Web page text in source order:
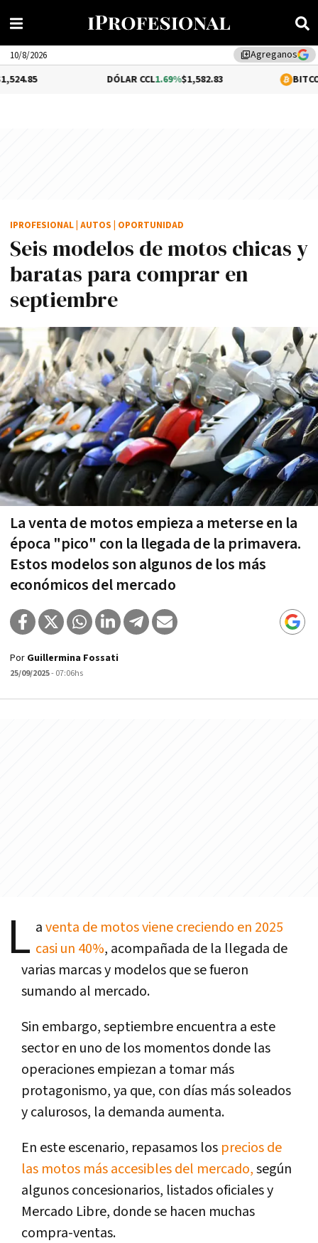
library_addAgreganos
10/8/2026
1.69%$1,582.83 -1.71%
Seis modelos de motos chicas y
baratas para comprar en
septiembre
La venta de motos empieza a meterse en la
época "pico" con la llegada de la primavera.
Estos modelos son algunos de los más
económicos del mercado
IPROFESIONAL AUTOS OPORTUNIDAD
Por Guillermina Fossati
25/09/2025- 07:06hs
L aventa de motos viene creciendo en 2025
casi un 40%, acompañada de la llegada de
varias marcas y modelos que se fueron
sumando al mercado.
Sin embargo, septiembre encuentra a este
sector en uno de los momentos donde las
operaciones empiezan a tomar más
protagonismo, ya que, con días más soleados
y calurosos, la demanda aumenta.
En este escenario, repasamos los precios de
las motos más accesibles del mercado,según
algunos concesionarios, listados oficiales y
Mercado Libre, donde se hacen muchas
compra-ventas.